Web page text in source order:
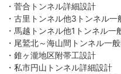
・菅合トンネル詳細設計
・古里トンネル他3トンネル一
・馬越トンネル他1トンネル一
・尾鷲北～海山間トンネル一
・錐ヶ瀧地区附帯工設計
・私市円山トンネル詳細設計